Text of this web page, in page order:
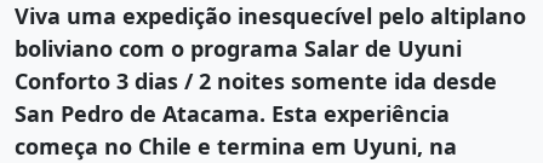
Viva uma expedição inesquecível pelo altiplano
boliviano com o programa Salar de Uyuni
Conforto 3 dias / 2 noites somente ida desde
San Pedro de Atacama. Esta experiência
começa no Chile e termina em Uyuni, na